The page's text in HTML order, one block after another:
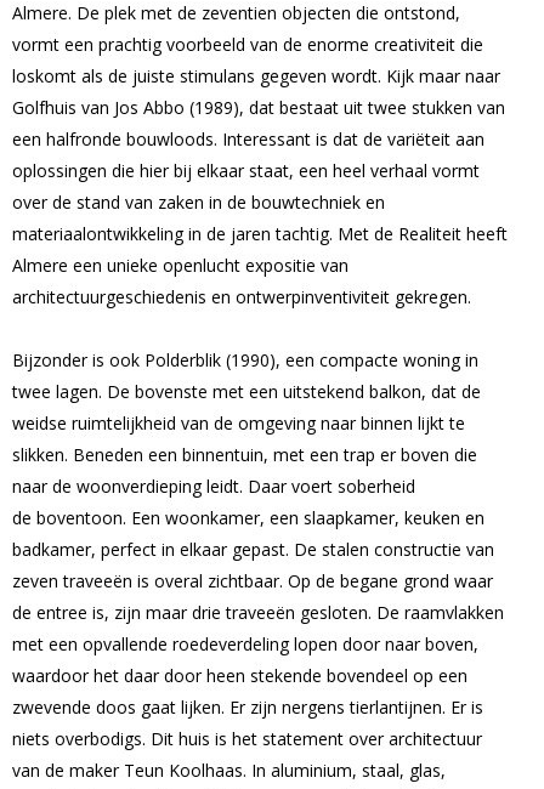
Almere. De plek met de zeventien objecten die ontstond,
vormt een prachtig voorbeeld van de enorme creativiteit die
loskomt als de juiste stimulans gegeven wordt. Kijk maar naar
Golfhuis van Jos Abbo (1989), dat bestaat uit twee stukken van
een halfronde bouwloods. Interessant is dat de variëteit aan
oplossingen die hier bij elkaar staat, een heel verhaal vormt
over de stand van zaken in de bouwtechniek en
materiaalontwikkeling in de jaren tachtig. Met de Realiteit heeft
Almere een unieke openlucht expositie van
architectuurgeschiedenis en ontwerpinventiviteit gekregen.
Bijzonder is ook Polderblik (1990), een compacte woning in
twee lagen. De bovenste met een uitstekend balkon, dat de
weidse ruimtelijkheid van de omgeving naar binnen lijkt te
slikken. Beneden een binnentuin, met een trap er boven die
naar de woonverdieping leidt. Daar voert soberheid
de boventoon. Een woonkamer, een slaapkamer, keuken en
badkamer, perfect in elkaar gepast. De stalen constructie van
zeven traveeën is overal zichtbaar. Op de begane grond waar
de entree is, zijn maar drie traveeën gesloten. De raamvlakken
met een opvallende roedeverdeling lopen door naar boven,
waardoor het daar door heen stekende bovendeel op een
zwevende doos gaat lijken. Er zijn nergens tierlantijnen. Er is
niets overbodigs. Dit huis is het statement over architectuur
van de maker Teun Koolhaas. In aluminium, staal, glas,